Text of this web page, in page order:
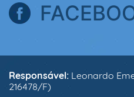
Responsável: Leonardo
216478/F)